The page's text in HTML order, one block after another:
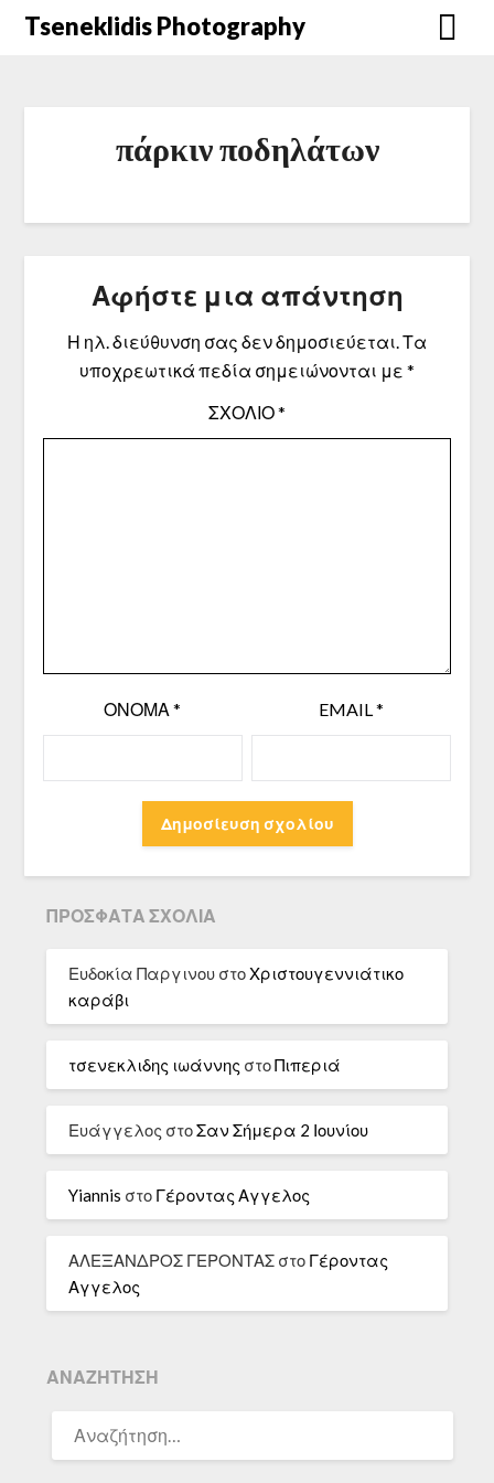
Μετάβαση
Tseneklidis Photography
πάρκιν ποδηλάτων
Αφήστε μια απάντηση
Η ηλ. διεύθυνση σας δεν δημοσιεύεται.Τα
υποχρεωτικά πεδία σημειώνονται με *
ΣΧΌΛΙΟ*
ΌΝΟΜΑ* EMAIL*
ΠΡΌΣΦΑΤΑ ΣΧΌΛΙΑ
Ευδοκία Παργινου στοΧριστουγεννιάτικο
καράβι
τσενεκλιδης ιωάννης στοΠιπεριά
Ευάγγελος στοΣαν Σήμερα 2 Ιουνίου
Yiannis στο Γέροντας Αγγελος
ΑΛΕΞΑΝΔΡΟΣ ΓΕΡΟΝΤΑΣ στο Γέροντας
Αγγελος
ΑΝΑΖΉΤΗΣΗ
ΓΙΑ: